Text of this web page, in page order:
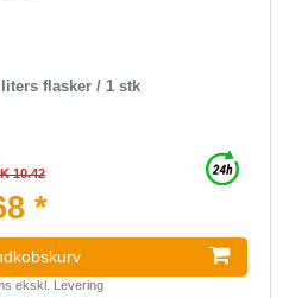
flasker / 1 stk
10.42
*
ekskl. Levering